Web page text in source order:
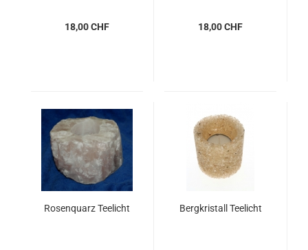
18,00 CHF 18,00 CHF
Rosenquarz Teelicht Bergkristall Teelicht